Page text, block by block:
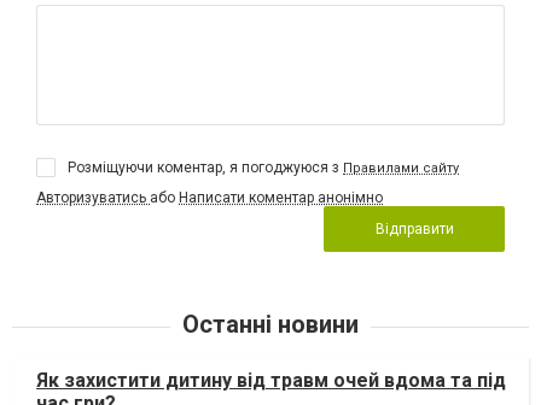
Розміщуючи коментар, я погоджуюся з Правилами сайту
Авторизуватись або Написати коментар анонімно
Відправити
Останні новини
Як захистити дитину від травм очей вдома та під